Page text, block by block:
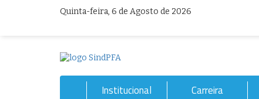
Quinta-feira, 6 de Agosto de 2026
Institucional Carreira